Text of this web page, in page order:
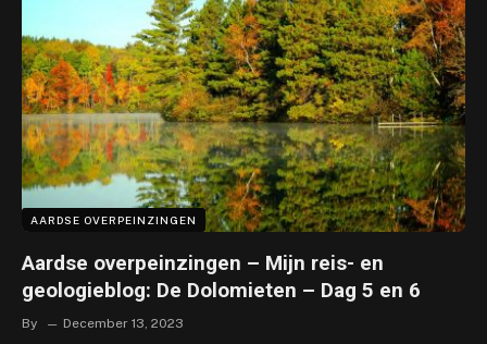
AARDSE OVERPEINZINGEN
Aardse overpeinzingen – Mijn reis- en
geologieblog: De Dolomieten – Dag 5 en 6
By December 13, 2023